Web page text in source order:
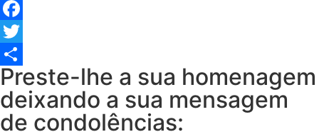
Facebook
Twitter
Share
Preste-lhe a sua homenagem
deixando a sua mensagem
de condolências: